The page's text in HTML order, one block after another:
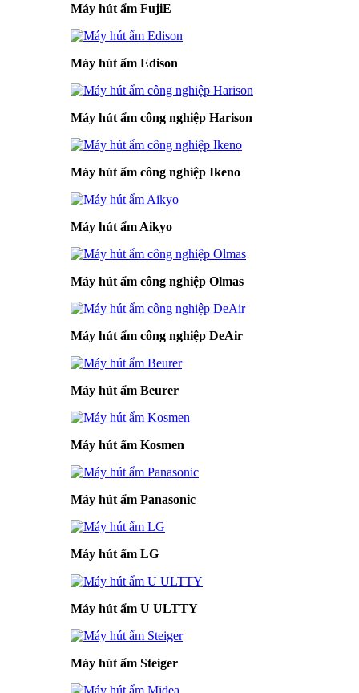
Máy hút ẩm FujiE
Máy hút ẩm Edison
Máy hút ẩm công nghiệp Harison
Máy hút ẩm công nghiệp Ikeno
Máy hút ẩm Aikyo
Máy hút ẩm công nghiệp Olmas
Máy hút ẩm công nghiệp DeAir
Máy hút ẩm Beurer
Máy hút ẩm Kosmen
Máy hút ẩm Panasonic
Máy hút ẩm LG
Máy hút ẩm U ULTTY
Máy hút ẩm Steiger